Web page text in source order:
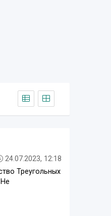
24.07.2023, 12:18
Треугольных